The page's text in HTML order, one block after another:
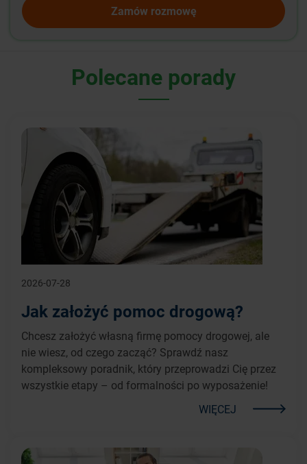
Zamów rozmowę
Polecane porady
2026-07-28
Jak założyć pomoc drogową?
Chcesz założyć własną firmę pomocy drogowej, ale
nie wiesz, od czego zacząć? Sprawdź nasz
kompleksowy poradnik, który przeprowadzi Cię przez
wszystkie etapy – od formalności po wyposażenie!
WIĘCEJ